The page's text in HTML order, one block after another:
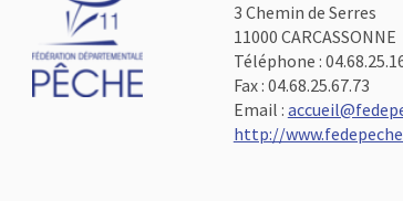
3 Chemin de Serres
11000 CARCASSONNE
Téléphone :
Fax : 04.68.25.67.73
Email :
http://